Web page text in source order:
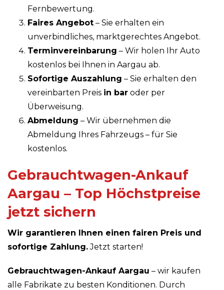
Fernbewertung.
Faires Angebot – Sie erhalten ein
unverbindliches, marktgerechtes Angebot.
Terminvereinbarung – Wir holen Ihr Auto
kostenlos bei Ihnen in Aargau ab.
Sofortige Auszahlung – Sie erhalten den
vereinbarten Preis in bar oder per
Überweisung.
Abmeldung – Wir übernehmen die
Abmeldung Ihres Fahrzeugs – für Sie
kostenlos.
Gebrauchtwagen-Ankauf
Aargau – Top Höchstpreise
jetzt sichern
Wir garantieren Ihnen einen fairen Preis und
sofortige Zahlung.Jetzt starten!
Gebrauchtwagen-Ankauf Aargau – wir kaufen
alle Fabrikate zu besten Konditionen. Durch